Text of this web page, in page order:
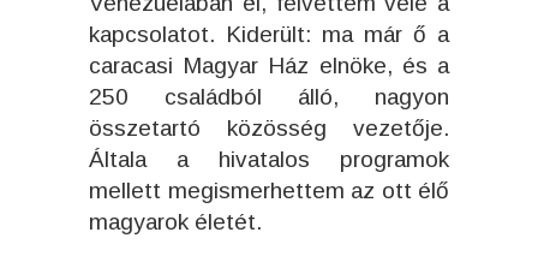
kapcsolatot. Kiderült: ma már ő a
caracasi Magyar Ház elnöke, és a
250 családból álló, nagyon
összetartó közösség vezetője.
Általa a
hivatalos programok
mellett megismerhettem az ott élő
magyarok életét.